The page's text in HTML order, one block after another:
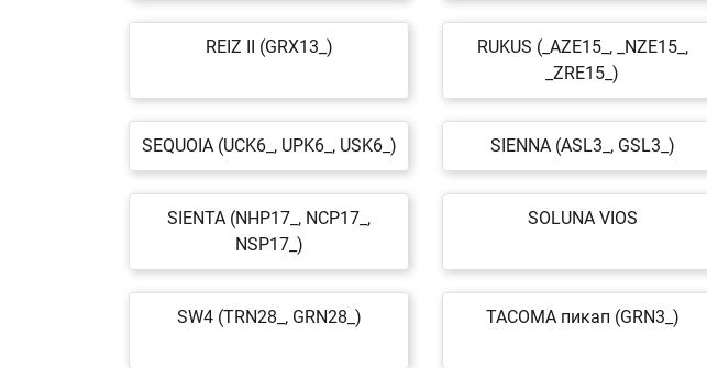
REIZ II (GRX13_)
RUKUS (_AZE15_, _NZE15_,
_ZRE15_)
SEQUOIA (UCK6_, UPK6_, USK6_) SIENNA (ASL3_, GSL3_)
SIENTA (NHP17_, NCP17_,
NSP17_)
SOLUNA VIOS
SW4 (TRN28_, GRN28_) TACOMA пикап (GRN3_)